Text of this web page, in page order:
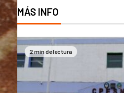
MÁS INFO
2 min de lectura